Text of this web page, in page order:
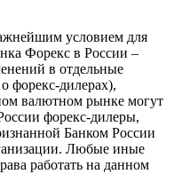
условием для
Форекс в России –
в отдельные
форекс-дилерах),
валютном рынке могут
форекс-дилеры,
Банком России
Любые иные
работать на данном